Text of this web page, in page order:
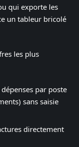
qui exporte les
un tableur bricolé
les plus
par poste
sans saisie
directement